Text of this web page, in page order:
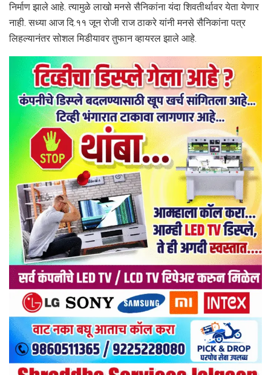
निर्माण झाले आहे. त्यामुळे लाखो मनसे सैनिकांना यंदा शिवतीर्थावर येता येणार
नाही. सध्या आज दि.११ जून रोजी राज ठाकरे यांनी मनसे सैनिकांना पत्र
लिहल्यानंतर सोशल मिडीयावर तुफान व्हायरल झाले आहे.